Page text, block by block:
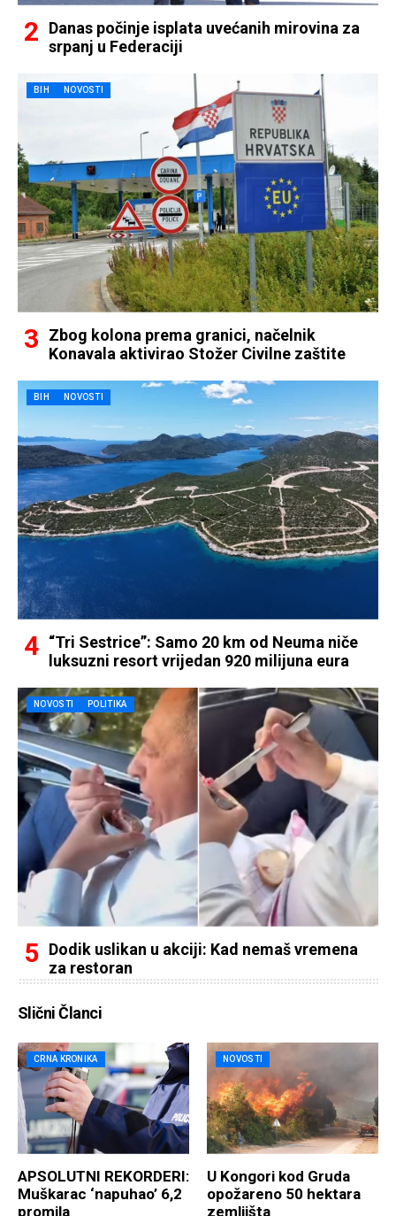
Danas počinje isplata uvećanih mirovina za
srpanj u Federaciji
BIH NOVOSTI
Zbog kolona prema granici, načelnik
Konavala aktivirao Stožer Civilne zaštite
BIH NOVOSTI
“Tri Sestrice”: Samo 20 km od Neuma niče
luksuzni resort vrijedan 920 milijuna eura
NOVOSTI POLITIKA
Dodik uslikan u akciji: Kad nemaš vremena
za restoran
Slični Članci
CRNA KRONIKA
APSOLUTNI REKORDERI:
Muškarac ‘napuhao’ 6,2
promila
NOVOSTI
U Kongori kod Gruda
opožareno 50 hektara
zemljišta